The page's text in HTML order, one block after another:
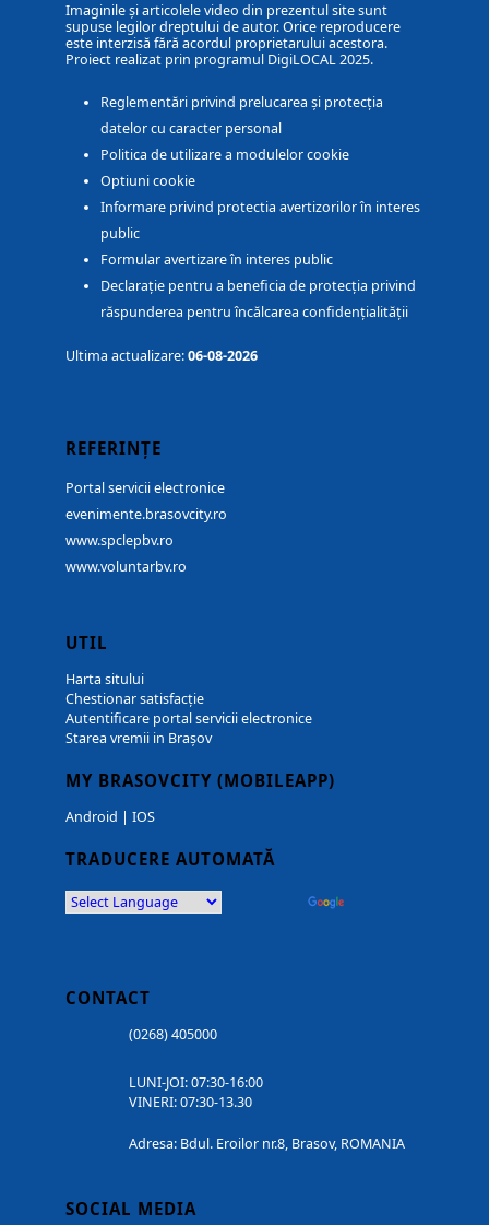
Imaginile și articolele video din prezentul site sunt
supuse legilor dreptului de autor. Orice reproducere
este interzisă fără acordul proprietarului acestora.
Proiect realizat prin programul DigiLOCAL 2025.
Reglementări privind prelucarea și protecția
datelor cu caracter personal
Politica de utilizare a modulelor cookie
Optiuni cookie
Informare privind protectia avertizorilor în interes
public
Formular avertizare în interes public
Declarație pentru a beneficia de protecția privind
răspunderea pentru încălcarea confidențialității
Ultima actualizare:06-08-2026
REFERINȚE
Portal servicii electronice
evenimente.brasovcity.ro
www.spclepbv.ro
www.voluntarbv.ro
UTIL
Harta sitului
Chestionar satisfacție
Autentificare portal servicii electronice
Starea vremii in Brașov
MY BRASOVCITY (MOBILEAPP)
Android | IOS
TRADUCERE AUTOMATĂ
CONTACT
(0268) 405000
LUNI-JOI: 07:30-16:00
VINERI: 07:30-13.30
Adresa: Bdul. Eroilor nr.8, Brasov, ROMANIA
SOCIAL MEDIA